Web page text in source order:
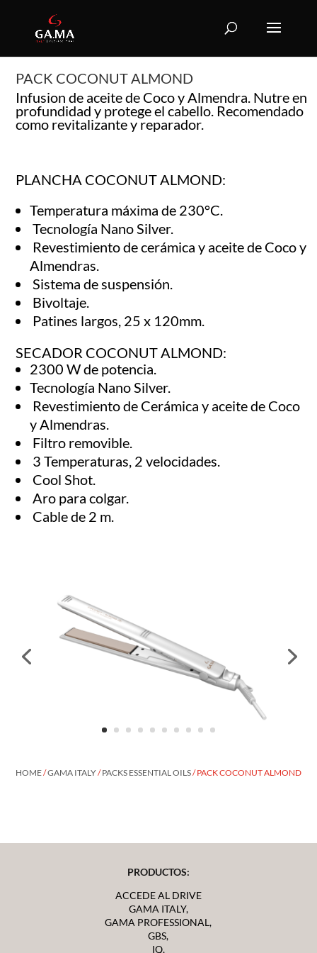
PACK COCONUT ALMOND
Infusion de aceite de Coco y Almendra. Nutre en
profundidad y protege el cabello. Recomendado
como revitalizante y reparador.
PLANCHA COCONUT ALMOND:
Temperatura máxima de 230°C.
Tecnología Nano Silver.
Revestimiento de cerámica y aceite de Coco y
Almendras.
Sistema de suspensión.
Bivoltaje.
Patines largos, 25 x 120mm.
SECADOR COCONUT ALMOND:
2300 W de potencia.
Tecnología Nano Silver.
Revestimiento de Cerámica y aceite de Coco
y Almendras.
Filtro removible.
3 Temperaturas, 2 velocidades.
Cool Shot.
Aro para colgar.
Cable de 2 m.
HOME/GAMA ITALY/PACKS ESSENTIAL OILS/ PACK COCONUT ALMOND
PRODUCTOS:
ACCEDE AL DRIVE
GAMA ITALY,
GAMA PROFESSIONAL,
GBS,
IQ,